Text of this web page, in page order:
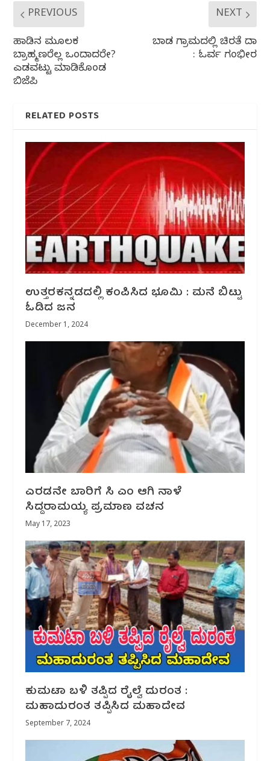
PREVIOUS
ಹಾಡಿನ ಮೂಲಕ
ಬ್ರಾಹ್ಮಣರೆಲ್ಲ ಒಂದಾದರೇ?
ಎಡವಟ್ಟು ಮಾಡಿಕೊಂಡ
ಬಿಜೆಪಿ
NEXT
ಬಾಡ ಗ್ರಾಮದಲ್ಲಿ ಚಿರತೆ ದಾಳಿ
: ಓರ್ವ ಗಂಭೀರ
RELATED POSTS
ಉತ್ತರಕನ್ನಡದಲ್ಲಿ ಕಂಪಿಸಿದ ಭೂಮಿ : ಮನೆ ಬಿಟ್ಟು
ಓಡಿದ ಜನ
December 1, 2024
ಎರಡನೇ ಬಾರಿಗೆ ಸಿ ಎಂ ಆಗಿ ನಾಳೆ
ಸಿದ್ದರಾಮಯ್ಯ ಪ್ರಮಾಣ ವಚನ
May 17, 2023
ಕುಮಟಾ ಬಳಿ ತಪ್ಪಿದ ರೈಲ್ವೆ ದುರಂತ :
ಮಹಾದುರಂತ‌ ತಪ್ಪಿಸಿದ ಮಹಾದೇವ
September 7, 2024